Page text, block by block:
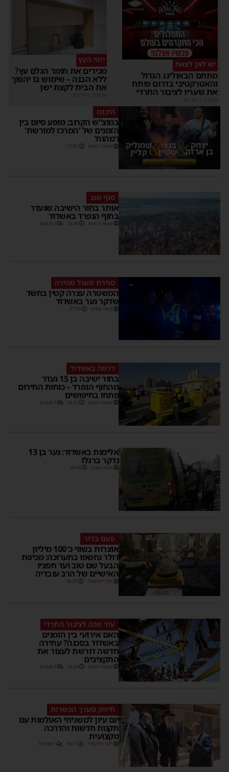
יש לאן לצאת
מתחם הבאולינג הגדול
והאטרקטיבי בדרום פותח
את שעריו לציבור החרדי
מקודם
יופי העץ
מכירים את חומר הגלם עץ?
ללא הבנה – שימוש בו יהפוך
את הבית לקצת ישן
מקודם
היכונו
במוצ”ש הקרוב: מופע סיום בין
הזמנים של 'המרכז למורשת'
ו'מהות'
מנחם דויטש 11:01
סוף טוב
אותר בחור הישיבה שנעדר
בחוף הנפרד באשדוד
מנחם דויטש 22:08 3 תגובות
סגירת מעגל מהירה
המשטרה עצרה קטין בחשד
שדקר נער באשדוד
משה קאהן 21:59
דרמה באשדוד
בחור ישיבה בן 15 נעדר
מהחוף הנפרד – כוחות החירום
פתחו בחיפושים
מנחם דויטש 18:32 1 תגובות
אלימות באשדוד: נער בן 13
נדקר ברגלו
משה קאהן 18:04
פעם בדור
אוצרות בשווי כ־100 מיליון
דולר נחשפו בתערוכה: מכיפת
הבעל שם טוב ועד חפציו
האישיים של הרב עובדיה
יוסי יחזקאלי 16:34
עוד מכה לציבור החרדי
האם אירועי בין הזמנים
באשדוד בסכנה? עתירה
חדשה דורשת לעצור את
התקציבים
מנחם דויטש 14:24 1 תגובות
חיזוק מערך הכשרות
יום עיון למשגיחי האולמות עם
תקנות חדשות והדרכה
מקצועית
יוסי יחזקאלי 14:11 1 תגובות